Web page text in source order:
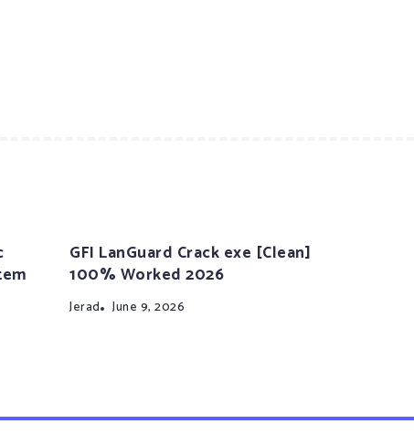
GFI LanGuard Crack exe [Clean]
100% Worked 2026
Jerad June 9, 2026